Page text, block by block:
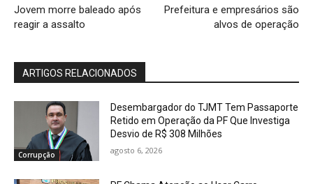
Jovem morre baleado após
reagir a assalto
Prefeitura e empresários são
alvos de operação
ARTIGOS RELACIONADOS
Corrupção
Desembargador do TJMT Tem Passaporte
Retido em Operação da PF Que Investiga
Desvio de R$ 308 Milhões
agosto 6, 2026